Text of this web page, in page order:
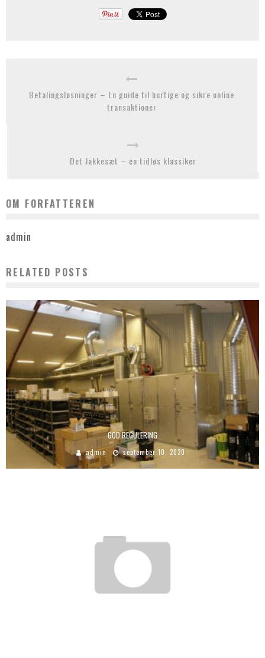
Betalingsløsninger – En guide til hurtige og sikre online
transaktioner
Det Jakkesæt – en tidløs klassiker
OM FORFATTEREN
admin
RELATED POSTS
GOD REGULERING
admin september 10, 2020